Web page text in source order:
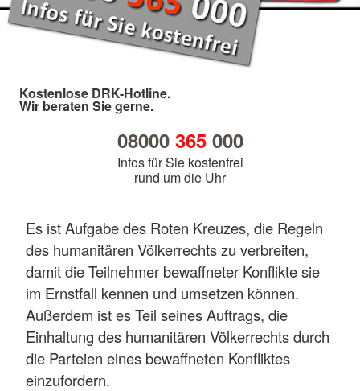
Kostenlose DRK-Hotline.
Wir beraten Sie gerne.
08000 365000
Infos für Sie kostenfrei
rund um die Uhr
Es ist Aufgabe des Roten Kreuzes, die Regeln
des humanitären Völkerrechts zu verbreiten,
damit die Teilnehmer bewaffneter Konflikte sie
im Ernstfall kennen und umsetzen können.
Außerdem ist es Teil seines Auftrags, die
Einhaltung des humanitären Völkerrechts durch
die Parteien eines bewaffneten Konfliktes
einzufordern.